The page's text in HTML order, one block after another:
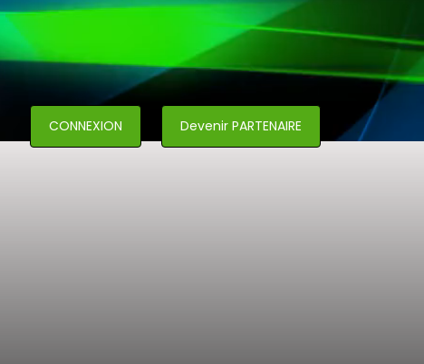
CONNEXION Devenir PARTENAIRE